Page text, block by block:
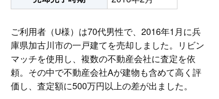
ご利用者（U様）は70代男性で、2016年1月に兵
庫県加古川市の一戸建てを売却しました。リビン
マッチを使用し、複数の不動産会社に査定を依
頼。その中で不動産会社Aが建物も含めて高く評
価し、査定額に500万円以上の差が出ました。